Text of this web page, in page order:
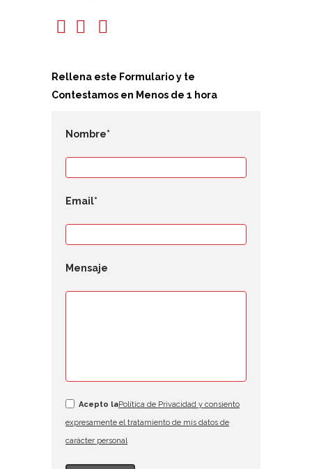
Rellena este Formulario y te
Contestamos en Menos de 1 hora
Nombre*
Email*
Mensaje
Acepto laPolítica de Privacidad y consiento
expresamente el tratamiento de mis datos de
carácter personal